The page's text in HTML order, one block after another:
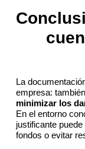
La
empresa:
minimizar los
En el entorno
justificante
fondos o evitar